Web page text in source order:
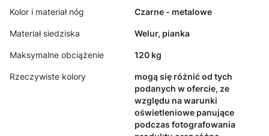
Kolor i materiał nóg Czarne - metalowe
Materiał siedziska Welur, pianka
Maksymalne obciążenie 120 kg
Rzeczywiste kolory
mogą się różnić od tych
podanych w ofercie, ze
względu na warunki
oświetleniowe panujące
podczas fotografowania